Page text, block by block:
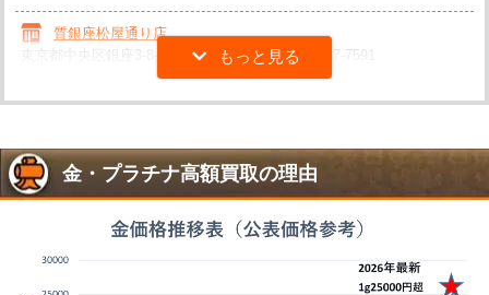
質銀座松屋通り店
東京都中央区銀座3-8-12 大広朝日ビル5F
03-5537-7591
金・プラチナ高額買取の理由